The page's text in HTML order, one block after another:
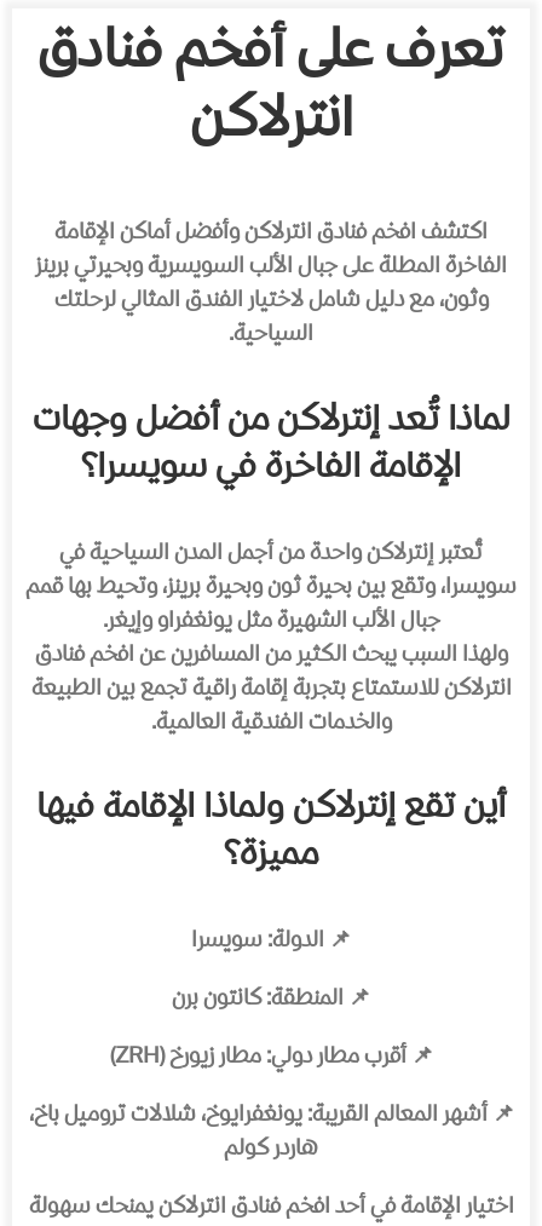
تعرف على أفخم فنادق
انترلاكن
اكتشف افخم فنادق انترلاكن وأفضل أماكن الإقامة
الفاخرة المطلة على جبال الألب السويسرية وبحيرتي برينز
وثون، مع دليل شامل لاختيار الفندق المثالي لرحلتك
السياحية.
لماذا تُعد إنترلاكن من أفضل وجهات
الإقامة الفاخرة في سويسرا؟
تُعتبر إنترلاكن واحدة من أجمل المدن السياحية في
سويسرا، وتقع بين بحيرة ثون وبحيرة برينز، وتحيط بها قمم
جبال الألب الشهيرة مثل يونغفراو وإيغر.
ولهذا السبب يبحث الكثير من المسافرين عن افخم فنادق
انترلاكن للاستمتاع بتجربة إقامة راقية تجمع بين الطبيعة
والخدمات الفندقية العالمية.
أين تقع إنترلاكن ولماذا الإقامة فيها
مميزة؟
📌 الدولة: سويسرا
📌 المنطقة: كانتون برن
📌 أقرب مطار دولي: مطار زيورخ (ZRH)
📌 أشهر المعالم القريبة: يونغفرايوخ، شلالات تروميل باخ،
هاردر كولم
اختيار الإقامة في أحد افخم فنادق انترلاكن يمنحك سهولة